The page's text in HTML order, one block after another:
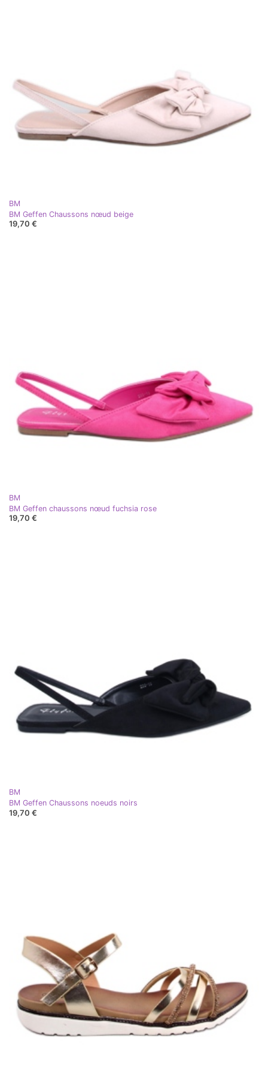
BM
BM Geffen Chaussons nœud beige
19,70 €
BM
BM Geffen chaussons nœud fuchsia rose
19,70 €
BM
BM Geffen Chaussons noeuds noirs
19,70 €